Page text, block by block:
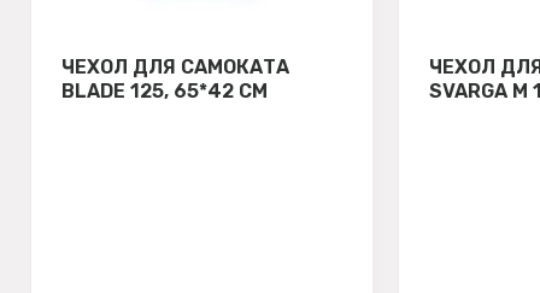
ЧЕХОЛ ДЛЯ САМОКАТА
BLADE 125, 65*42 СМ
ЧЕХОЛ
SVARGA М